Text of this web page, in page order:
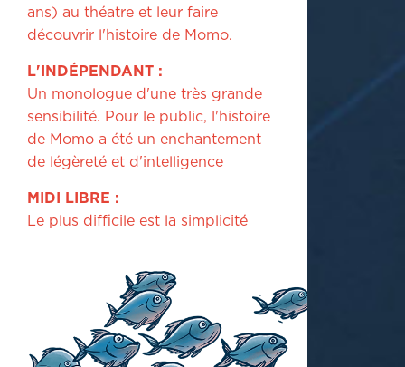
ans) au théatre et leur faire
découvrir l'histoire de Momo.
L'INDÉPENDANT :
Un monologue d'une très grande
sensibilité. Pour le public, l'histoire
de Momo a été un enchantement
de légèreté et d'intelligence
MIDI LIBRE :
Le plus difficile est la simplicité